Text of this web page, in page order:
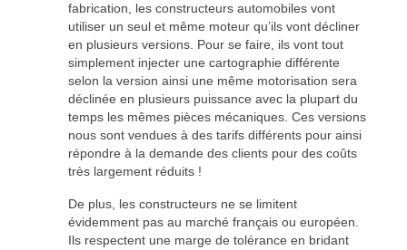
fabrication, les constructeurs automobiles vont
utiliser un seul et même moteur qu’ils vont décliner
en plusieurs versions. Pour se faire, ils vont tout
simplement injecter une cartographie différente
selon la version ainsi une même motorisation sera
déclinée en plusieurs puissance avec la plupart du
temps les mêmes pièces mécaniques. Ces versions
nous sont vendues à des tarifs différents pour ainsi
répondre à la demande des clients pour des coûts
très largement réduits !
De plus, les constructeurs ne se limitent
évidemment pas au marché français ou européen.
Ils respectent une marge de tolérance en bridant